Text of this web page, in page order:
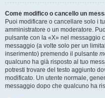
Come modifico o cancello un
Puoi modificare o cancellare solo i
amministratore o un moderatore.
pulsante con la «X» nel messaggio
messaggio (a volte solo per un
inserimento) premendo il pulsante
qualcuno ha già risposto al tuo
potresti trovare del testo aggiunto
modificato. Un utente normale,
messaggio dopo che qualcuno ha